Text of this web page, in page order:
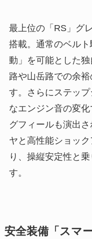
最上位の「RS」グ
搭載。通常のベル
動」を可能とした
路や山岳路での余
す。さらにステッ
なエンジン音の変
グフィールも演出
ヤと高性能ショッ
り、操縦安定性と
す。
安全装備「スマ